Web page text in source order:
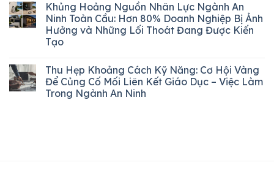
Khủng Hoảng Nguồn Nhân Lực Ngành An
Ninh Toàn Cầu: Hơn 80% Doanh Nghiệp Bị Ảnh
Hưởng và Những Lối Thoát Đang Được Kiến
Tạo
Thu Hẹp Khoảng Cách Kỹ Năng: Cơ Hội Vàng
Để Củng Cố Mối Liên Kết Giáo Dục – Việc Làm
Trong Ngành An Ninh